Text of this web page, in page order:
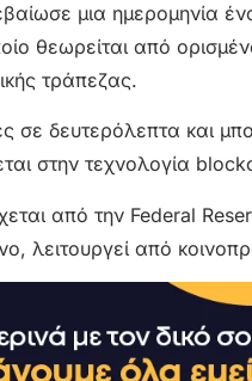
μια ημερομηνία
θεωρείται από
τράπεζας.
δευτερόλεπτα και
στην τεχνολογία
από την Federal
λειτουργεί από